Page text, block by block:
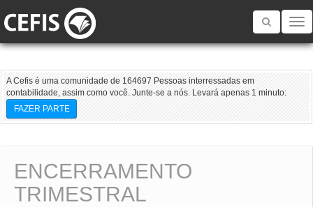
Toggle
A Cefis é uma comunidade de 164697 Pessoas interressadas em
contabilidade, assim como você. Junte-se a nós. Levará apenas 1 minuto:
FAZER PARTE
ENCERRAMENTO
TRIMESTRAL